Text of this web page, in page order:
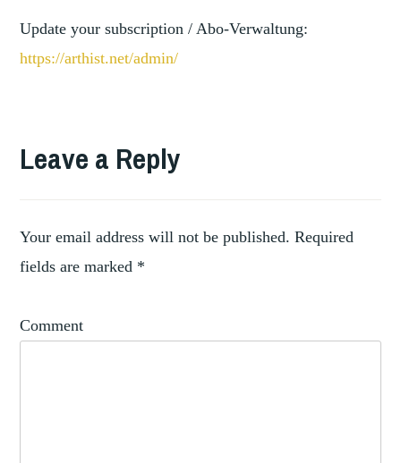
Update your subscription / Abo-Verwaltung:
https://arthist.net/admin/
COLLEZIONI
DI
SAVOIA
VAN
Leave a Reply
Your email address will not be published. Required
fields are marked *
Comment